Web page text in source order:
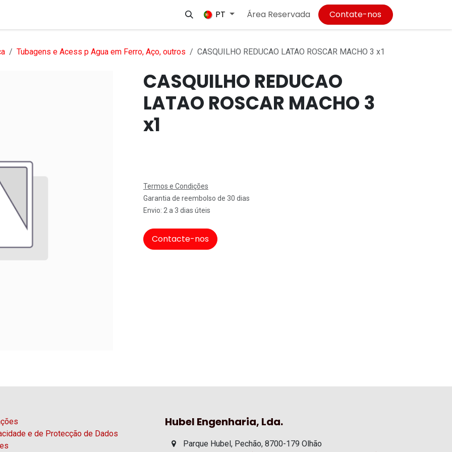
Empregos
PT Área Reservada Contate-nos
Tubagens e Acess p Agua em Ferro, Aço, outros CASQUILHO REDUCAO LATAO ROSCAR MACHO 3 x1
CASQUILHO REDUCAO
LATAO ROSCAR MACHO 3
x1
Termos e Condições
Garantia de reembolso de 30 dias
Envio: 2 a 3 dias úteis
Contacte-nos
Hubel Engenharia, Lda.
Parque Hubel, Pechão, 8700-179 Olhão
e de Protecção de Dados